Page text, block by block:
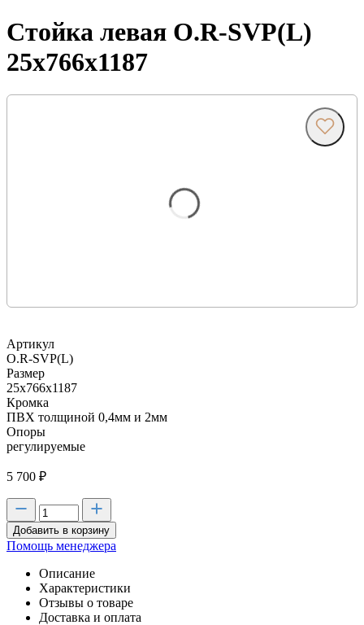
Стойка левая О.R-SVP(L)
25х766х1187
Артикул
О.R-SVP(L)
Размер
25х766х1187
Кромка
ПВХ толщиной 0,4мм и 2мм
Опоры
регулируемые
5 700 ₽
Добавить в корзину
Помощь менеджера
Описание
Характеристики
Отзывы о товаре
Доставка и оплата